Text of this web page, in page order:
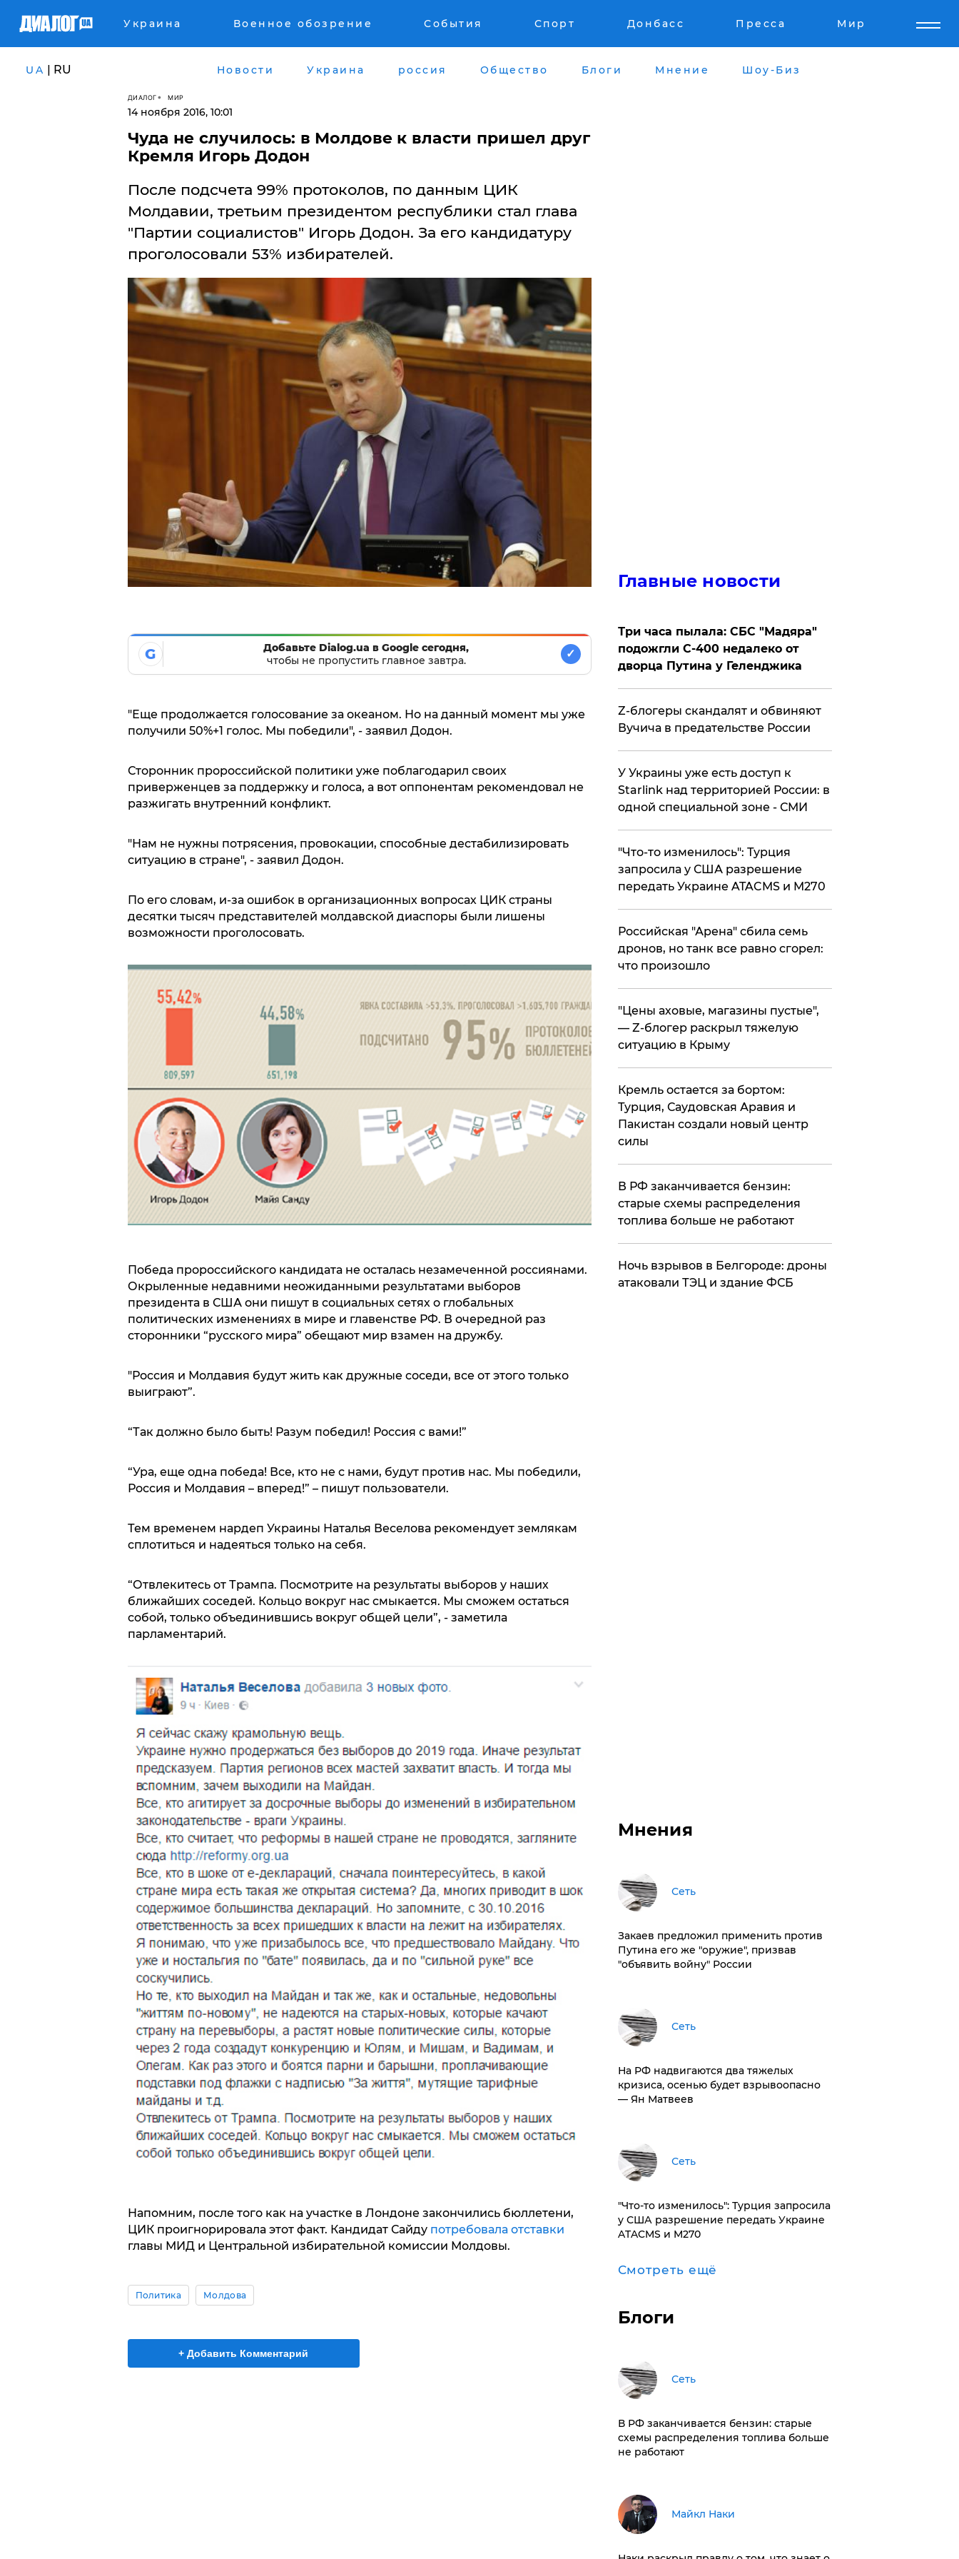
Украина Военное обозрение События Спорт Донбасс Пресса Мир
UA | RU Новости Украина россия Общество Блоги Мнение Шоу-Биз
ДИАЛОГ МИР
14 ноября 2016, 10:01
Чуда не случилось: в Молдове к власти пришел друг
Кремля Игорь Додон
​После подсчета 99% протоколов, по данным ЦИК
Молдавии, третьим президентом республики стал глава
"Партии социалистов" Игорь Додон. За его кандидатуру
проголосовали 53% избирателей.
G
Добавьте Dialog.ua в Google сегодня,
чтобы не пропустить главное завтра.
✓
"Еще продолжается голосование за океаном. Но на данный момент мы уже
получили 50%+1 голос. Мы победили", - заявил Додон.
Сторонник пророссийской политики уже поблагодарил своих
приверженцев за поддержку и голоса, а вот оппонентам рекомендовал не
разжигать внутренний конфликт.
"Нам не нужны потрясения, провокации, способные дестабилизировать
ситуацию в стране", - заявил Додон.
По его словам, и-за ошибок в организационных вопросах ЦИК страны
десятки тысяч представителей молдавской диаспоры были лишены
возможности проголосовать.
Победа пророссийского кандидата не осталась незамеченной россиянами.
Окрыленные недавними неожиданными результатами выборов
президента в США они пишут в социальных сетях о глобальных
политических изменениях в мире и главенстве РФ. В очередной раз
сторонники “русского мира” обещают мир взамен на дружбу.
"Россия и Молдавия будут жить как дружные соседи, все от этого только
выиграют”.
“Так должно было быть! Разум победил! Россия с вами!”
“Ура, еще одна победа! Все, кто не с нами, будут против нас. Мы победили,
Россия и Молдавия – вперед!” – пишут пользователи.
Тем временем нардеп Украины Наталья Веселова рекомендует землякам
сплотиться и надеяться только на себя.
“Отвлекитесь от Трампа. Посмотрите на результаты выборов у наших
ближайших соседей. Кольцо вокруг нас смыкается. Мы сможем остаться
собой, только объединившись вокруг общей цели”, - заметила
парламентарий.
Напомним, после того как на участке в Лондоне закончились бюллетени,
ЦИК проигнорировала этот факт. Кандидат Сайду потребовала отставки
главы МИД и Центральной избирательной комиссии Молдовы.
Политика Молдова
+ Добавить Комментарий
Главные новости
Три часа пылала: СБС "Мадяра"
подожгли С-400 недалеко от
дворца Путина у Геленджика
Z-блогеры скандалят и обвиняют
Вучича в предательстве России
У Украины уже есть доступ к
Starlink над территорией России: в
одной специальной зоне - СМИ
​"Что-то изменилось": Турция
запросила у США разрешение
передать Украине ATACMS и M270
​Российская "Арена" сбила семь
дронов, но танк все равно сгорел:
что произошло
​"Цены аховые, магазины пустые",
— Z-блогер раскрыл тяжелую
ситуацию в Крыму
​Кремль остается за бортом:
Турция, Саудовская Аравия и
Пакистан создали новый центр
силы
​В РФ заканчивается бензин:
старые схемы распределения
топлива больше не работают
​Ночь взрывов в Белгороде: дроны
атаковали ТЭЦ и здание ФСБ
Мнения
Сеть
Закаев предложил применить против
Путина его же "оружие", призвав
"объявить войну" России
Сеть
На РФ надвигаются два тяжелых
кризиса, осенью будет взрывоопасно
— Ян Матвеев
Сеть
​"Что-то изменилось": Турция запросила
у США разрешение передать Украине
ATACMS и M270
Смотреть ещё
Блоги
Сеть
​В РФ заканчивается бензин: старые
схемы распределения топлива больше
не работают
Майкл Наки